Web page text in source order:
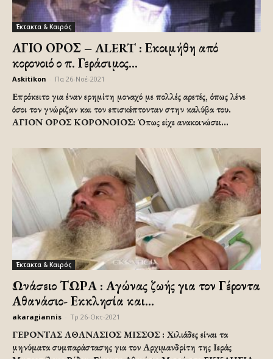
Έκτακτα & Καιρός
ΑΓΙΟ ΟΡΟΣ – ALERT : Εκοιμήθη από
κορονοιό ο π. Γεράσιμος...
Askitikon Πα 26-Νοέ-2021
Επρόκειτο για έναν ερημίτη μοναχό με πολλές αρετές, όπως λένε
όσοι τον γνώριζαν και τον επισκέπτονταν στην καλύβα του.
ΑΓΙΟΝ ΟΡΟΣ ΚΟΡΟΝΟΙΟΣ: Όπως είχε ανακοινώσει...
Έκτακτα & Καιρός
Ωνάσειο ΤΩΡΑ : Αγώνας ζωής για τον Γέροντα
Αθανάσιο- Εκκλησία και...
akaragiannis Τρ 26-Οκτ-2021
ΓΕΡΟΝΤΑΣ ΑΘΑΝΑΣΙΟΣ ΜΙΣΣΟΣ : Χιλιάδες είναι τα
μηνύματα συμπαράστασης για τον Αρχιμανδρίτη της Ιεράς